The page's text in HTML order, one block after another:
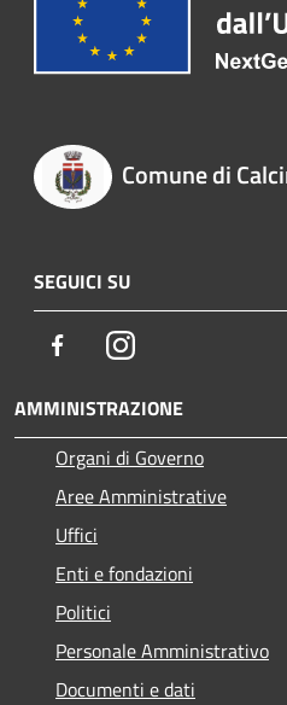
Comune di
SEGUICI SU
FacebookInstagram
AMMINISTRAZIONE
Organi di Governo
Aree Amministrative
Uffici
Enti e fondazioni
Politici
Personale Amministrativo
Documenti e dati